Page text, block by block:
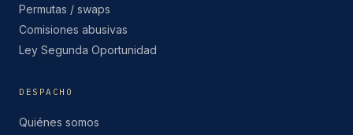
Permutas / swaps
Comisiones abusivas
Ley Segunda Oportunidad
DESPACHO
Quiénes somos